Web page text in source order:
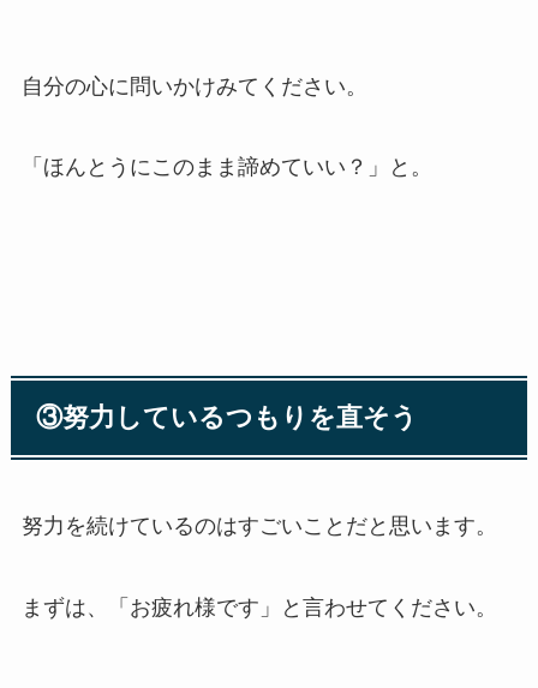
自分の心に問いかけみてください。
「ほんとうにこのまま諦めていい？」と。
③努力しているつもりを直そう
努力を続けているのはすごいことだと思います。
まずは、「お疲れ様です」と言わせてください。